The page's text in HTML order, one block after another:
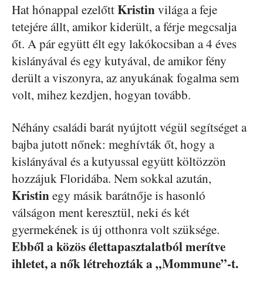
Hat hónappal ezelőttKristinvilága a feje
tetejére állt, amikor kiderült, a férje megcsalja
őt. A pár együtt élt egy lakókocsiban a 4 éves
kislányával és egy kutyával, de amikor fény
derült a viszonyra, az anyukának fogalma sem
volt, mihez kezdjen, hogyan tovább.
Néhány családi barát nyújtott végül segítséget a
bajba jutott nőnek: meghívták őt, hogy a
kislányával és a kutyussal együtt költözzön
hozzájuk Floridába. Nem sokkal azután,
Kristinegy másik barátnője is hasonló
válságon ment keresztül, neki és két
gyermekének is új otthonra volt szüksége.
Ebből a közös élettapasztalatból merítve
ihletet, a nők létrehozták a „Mommune”-t.